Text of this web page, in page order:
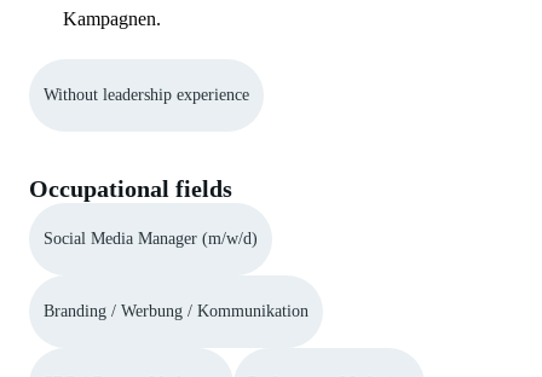
Kampagnen.
Without leadership experience
Occupational fields
Social Media Manager (m/w/d)
Branding / Werbung / Kommunikation